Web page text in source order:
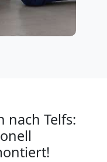
nach Telfs: